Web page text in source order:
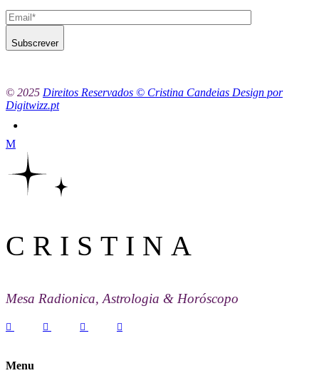
Subscrever
© 2025 Direitos Reservados © Cristina Candeias Design por
Digitwizz.pt
CRISTINA
Mesa Radionica, Astrologia & Horóscopo
Menu